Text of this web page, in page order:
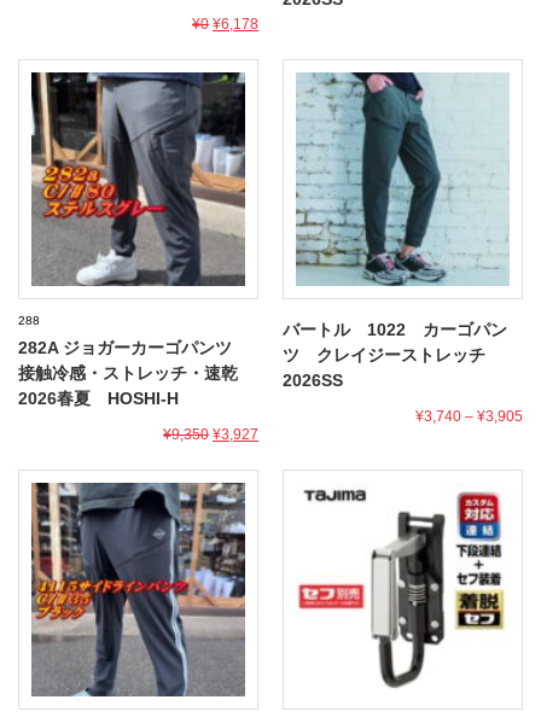
¥0 ¥6,178
288
282A ジョガーカーゴパンツ
接触冷感・ストレッチ・速乾
2026春夏 HOSHI-H
¥9,350 ¥3,927
バートル 1022 カーゴパン
ツ クレイジーストレッチ
2026SS
¥3,740 – ¥3,905